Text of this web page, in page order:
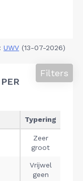
UWV (13-07-2026)
Filters